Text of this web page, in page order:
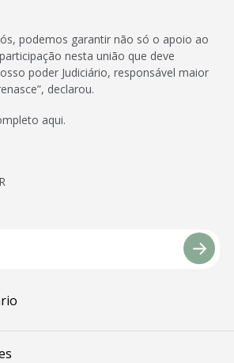
podemos garantir não só o apoio ao
nesta união que deve
poder Judiciário, responsável maior
declarou.
aqui.